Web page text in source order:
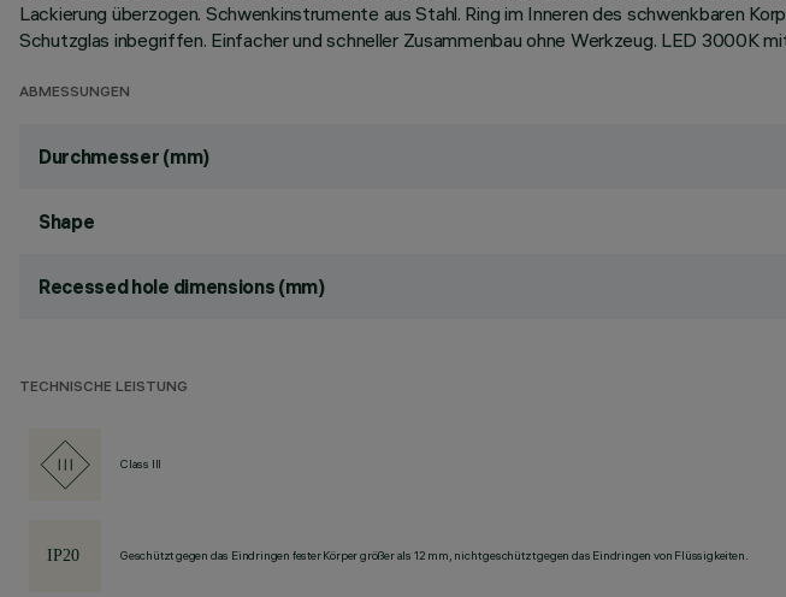
Lackierung überzogen. Schwenkinstrumente aus Stahl. Ring im Inneren des schwenkbaren
Schutzglas inbegriffen. Einfacher und schneller Zusammenbau ohne Werkzeug. LED 3000K
ABMESSUNGEN
Durchmesser (mm)
Shape
Recessed hole dimensions (mm)
TECHNISCHE LEISTUNG
Class III
Geschützt gegen das Eindringen fester Körper größer als 12 mm, nicht geschützt gegen das Eindringen von Flüssigkeiten.